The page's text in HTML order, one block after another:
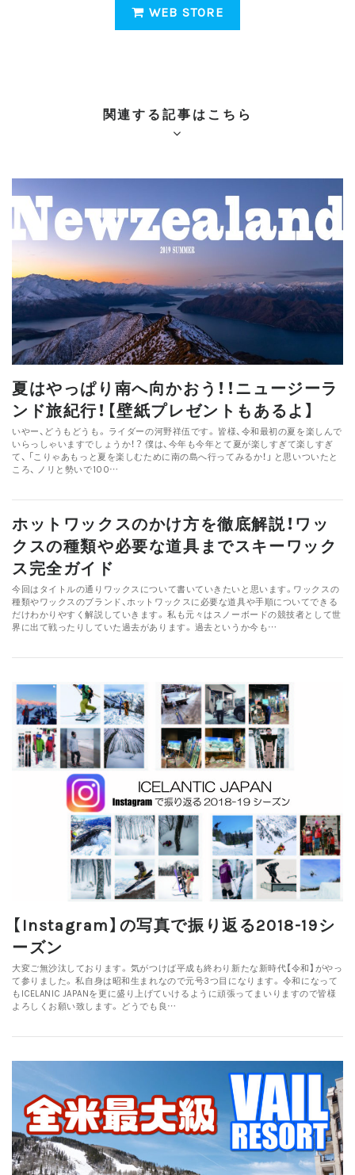
WEB STORE
関連する記事はこちら
夏はやっぱり南へ向かおう！！ニュージーラ
ンド旅紀行！【壁紙プレゼントもあるよ】
いやー、どうもどうも。 ライダーの河野祥伍です。 皆様、令和最初の夏を楽しんで
いらっしゃいますでしょうか！？ 僕は、今年も今年とて夏が楽しすぎて楽しすぎ
て、 「こりゃあもっと夏を楽しむために南の島へ行ってみるか！」 と思いついたと
ころ、 ノリと勢いで100…
ホットワックスのかけ方を徹底解説！ワッ
クスの種類や必要な道具までスキーワック
ス完全ガイド
今回はタイトルの通りワックスについて書いていきたいと思います。ワックスの
種類やワックスのブランド、ホットワックスに必要な道具や手順についてできる
だけわかりやすく解説していきます。 私も元々はスノーボードの競技者として世
界に出て戦ったりしていた過去があります。 過去というか今も…
【Instagram】の写真で振り返る2018-19シ
ーズン
大変ご無沙汰しております。 気がつけば平成も終わり新たな新時代【令和】がやっ
て参りました。 私自身は昭和生まれなので元号3つ目になります。 令和になって
もICELANIC JAPANを更に盛り上げていけるように頑張ってまいりますので皆様
よろしくお願い致します。 どうでも良…